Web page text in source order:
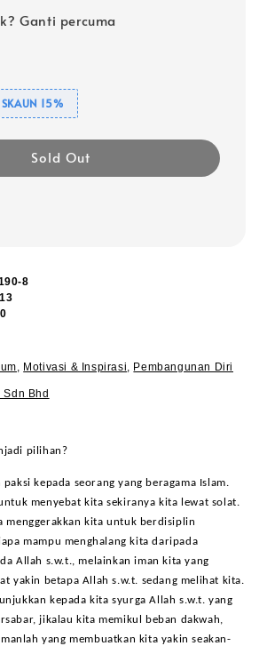
Ganti percuma
15%
Sold Out
8
, Motivasi & Inspirasi, Pembangunan Diri
Bhd
pilihan?
kepada seorang yang beragama Islam.
menyebat kita sekiranya kita lewat solat.
menggerakkan kita untuk berdisiplin
mampu menghalang kita daripada
Allah s.w.t., melainkan iman kita yang
yakin betapa Allah s.w.t. sedang melihat kita.
kepada kita syurga Allah s.w.t. yang
jikalau kita memikul beban dakwah,
yang membuatkan kita yakin seakan-